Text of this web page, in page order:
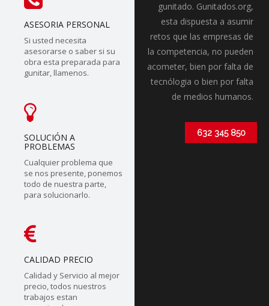
ASESORIA PERSONAL
Si usted necesita
asesorarse o saber si su
obra esta preparada para
gunitar, llamenos.
SOLUCIÓN A
PROBLEMAS
Cualquier problema que
se nos presente, ponemos
todo de nuestra parte,
para solucionarlo.
CALIDAD PRECIO
Calidad y Servicio al mejor
precio, todos nuestros
trabajos estan
gunitado. Gunitados.org,
esta dispuesta a asumir
retos que las empresas de
la competencia, no pueden
acometer, bien por falta de
tecnólogia o bien por falta
de medios humanos.
632 345 850